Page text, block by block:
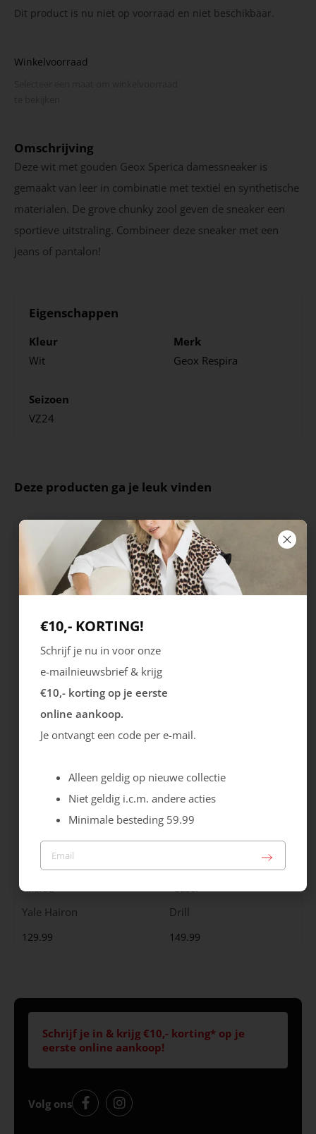
Dit product is nu niet op voorraad en niet beschikbaar.
Winkelvoorraad
Omschrijving
Deze wit met gouden Geox Sperica damessneaker is
gemaakt van leer in combinatie met textiel en synthetische
materialen. De grove chunky zool geven de sneaker een
sportieve uitstraling. Combineer deze sneaker met een
jeans of pantalon!
Eigenschappen
Kleur
Wit
Merk
Geox Respira
Seizoen
VZ24
Deze producten ga je leuk vinden
Rieker
Cristallino
99.99
Maruti
Yale Hairon
129.99
Gabor
Drill
149.99
Schrijf je in & krijg €10,- korting* op je
eerste online aankoop!
Volg ons
€10,- KORTING!
Schrijf je nu in voor onze
e-mailnieuwsbrief & krijg
€10,- korting op je eerste
online aankoop.
Je ontvangt een code per e-mail.
Alleen geldig op nieuwe collectie
Niet geldig i.c.m. andere acties
Minimale besteding 59.99